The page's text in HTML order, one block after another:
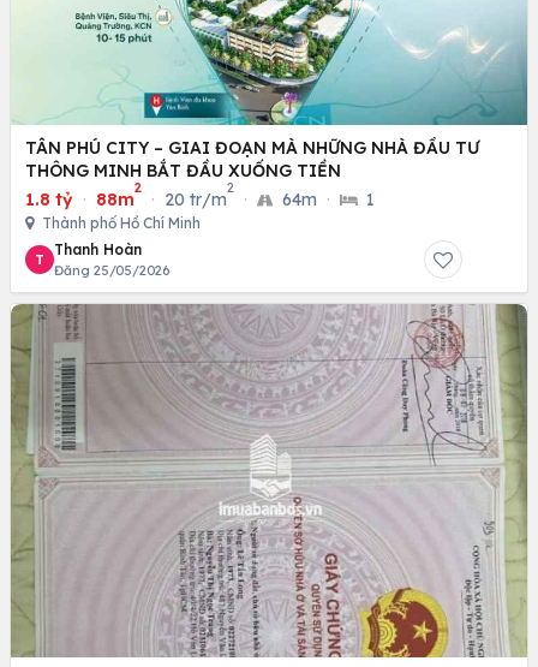
TÂN PHÚ CITY – GIAI ĐOẠN MÀ NHỮNG NHÀ ĐẦU TƯ
THÔNG MINH BẮT ĐẦU XUỐNG TIỀN
1.8 tỷ · 88m
2
· 20 tr/m
2
· 64m · 1
Thành phố Hồ Chí Minh
T
Thanh Hoàn
Đăng 25/05/2026